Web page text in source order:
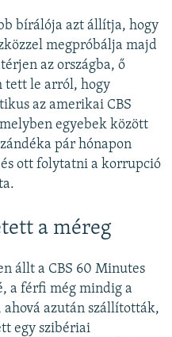
bírálója azt állítja, hogy
megpróbálja majd
az országba, ő
tett le arról, hogy
az amerikai CBS
egyebek között
pár hónapon
ott folytatni a korrupció
a méreg
állt a CBS 60 Minutes
a férfi még mindig a
azután szállították,
egy szibériai